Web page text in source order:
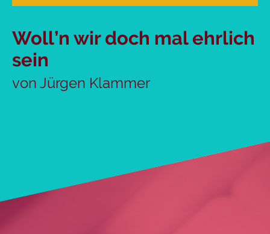
Woll’n wir doch mal ehrlich
sein
von Jürgen Klammer